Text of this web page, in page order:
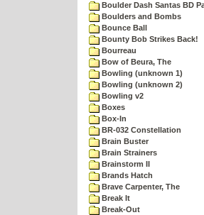
Boulder Dash Santas BD
Boulders and Bombs
Bounce Ball
Bounty Bob Strikes Back!
Bourreau
Bow of Beura, The
Bowling (unknown 1)
Bowling (unknown 2)
Bowling v2
Boxes
Box-In
BR-032 Constellation
Brain Buster
Brain Strainers
Brainstorm II
Brands Hatch
Brave Carpenter, The
Break It
Break-Out